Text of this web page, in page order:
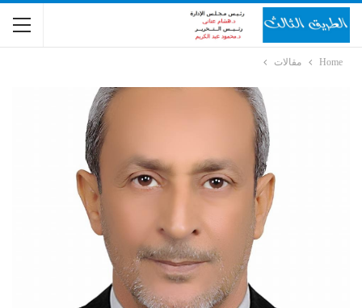
Home مقالات